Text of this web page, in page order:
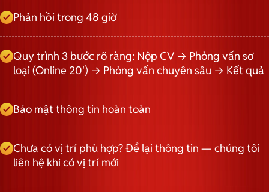
Phản hồi trong 48 giờ
Quy trình 3 bước rõ ràng: Nộp CV → Phỏng vấn sơ
loại (Online 20') → Phỏng vấn chuyên sâu → Kết quả
Bảo mật thông tin hoàn toàn
Chưa có vị trí phù hợp? Để lại thông tin — chúng tôi
liên hệ khi có vị trí mới